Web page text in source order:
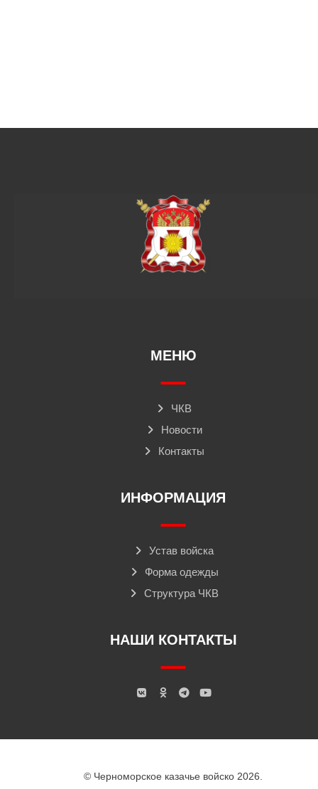
МЕНЮ
ЧКВ
Новости
Контакты
ИНФОРМАЦИЯ
Устав войска
Форма одежды
Структура ЧКВ
НАШИ КОНТАКТЫ
© Черноморское казачье войско 2026.